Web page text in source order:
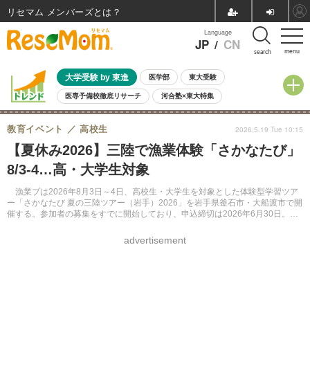
menu
Language
JP / CN search
大学受験 by 東進 医学部 東大受験
医専予備校徹底リサーチ 河合塾×東大特集
親子で考える大学選び 高校受験 中学受験 小学校受験
共通テスト 夏休み
8月開催イベント・WS 全国公立高校 過去問 人気記事
自由研究教材（小学生向け） 自由研究教材（中学生向け）
【夏休み2026】三陸で漁業体験「さかなたび」
8/3-4…高・大学生対象
漁業ブは2026年8月3日～4日、高校生・大学生を対象とした体験型学習ツア
ー「さかなたび 夏の三陸ツアー（岩手）2026」を岩手県釜石市・大船渡市で開
催する。参加者の募集をすでに開始しており、申込締切は2026年6月30日。同
教育イベント 高校生
advertisement
2026.5.19 Tue 10:15
リセマム メンバーズ